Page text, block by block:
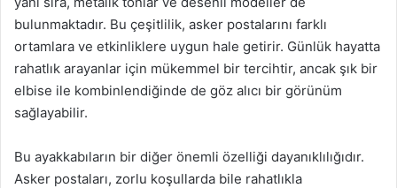
bulunmaktadır. Bu çeşitlilik, asker postalarını farklı
ortamlara ve etkinliklere uygun hale getirir. Günlük hayatta
rahatlık arayanlar için mükemmel bir tercihtir, ancak şık bir
elbise ile kombinlendiğinde de göz alıcı bir görünüm
sağlayabilir.
Bu ayakkabıların bir diğer önemli özelliği dayanıklılığıdır.
Asker postaları, zorlu koşullarda bile rahatlıkla